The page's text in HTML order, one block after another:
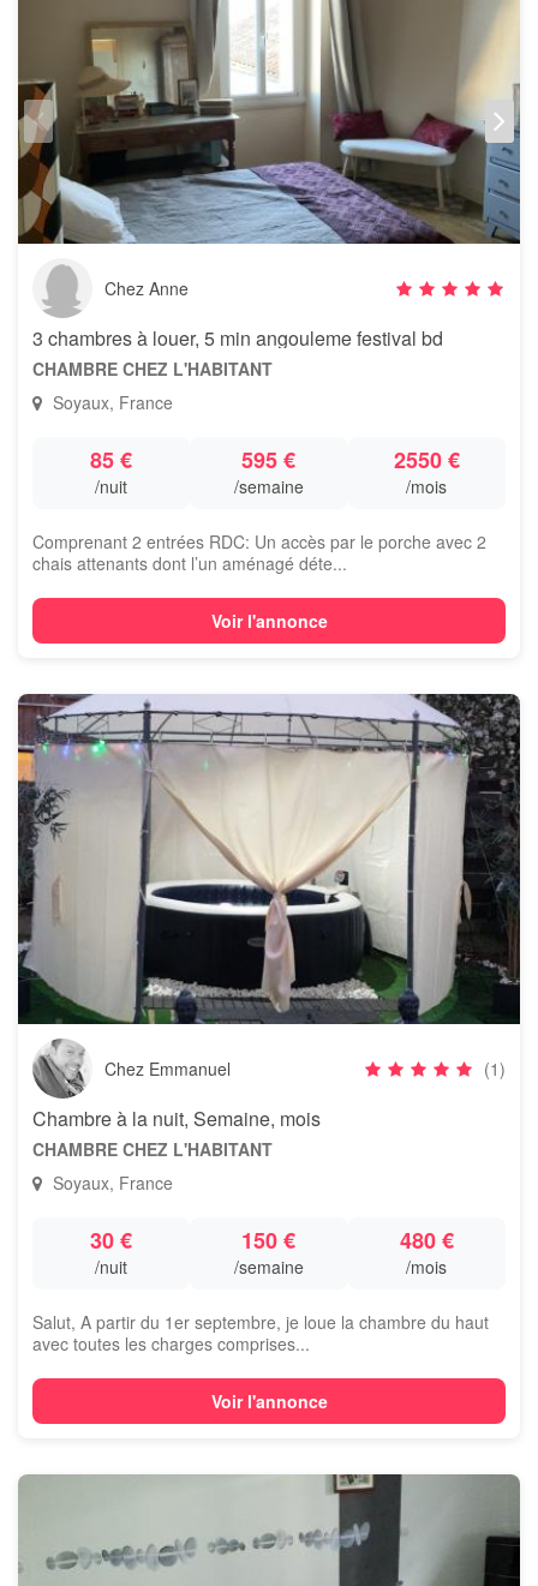
Chez Anne
3 chambres à louer, 5 min angouleme festival bd
CHAMBRE CHEZ L'HABITANT
Soyaux, France
85 €
/nuit
595 €
/semaine
2550 €
/mois
Comprenant 2 entrées RDC: Un accès par le porche avec 2
chais attenants dont l’un aménagé déte...
Voir l'annonce
Chez Emmanuel (1)
Chambre à la nuit, Semaine, mois
CHAMBRE CHEZ L'HABITANT
Soyaux, France
30 €
/nuit
150 €
/semaine
480 €
/mois
Salut, A partir du 1er septembre, je loue la chambre du haut
avec toutes les charges comprises...
Voir l'annonce